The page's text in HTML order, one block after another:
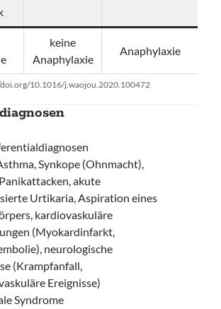
keine
Anaphylaxie
Anaphylaxie
10.1016/j.waojou.2020.100472
Synkope (Ohnmacht),
akute
Urtikaria, Aspiration eines
kardiovaskuläre
(Myokardinfarkt,
neurologische
(Krampfanfall,
Ereignisse)
Syndrome